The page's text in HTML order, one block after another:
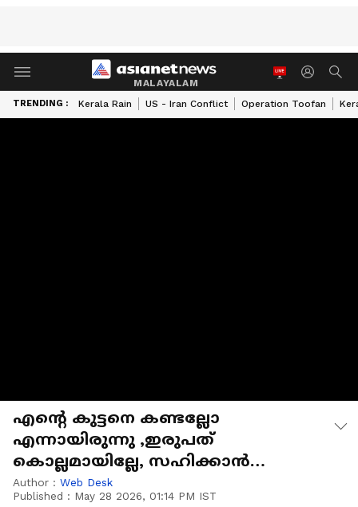
MALAYALAM
TRENDING : Kerala Rain US - Iran Conflict Operation Toofan
എന്റെ കുട്ടനെ കണ്ടല്ലോ
എന്നായിരുന്നു ,ഇരുപത്
കൊല്ലമായില്ലേ, സഹിക്കാൻ
കഴിയുന്നില്ല മക്കളെ';ഫാത്തിമ
Author : Web Desk
Published : May 28 2026, 01:14 PM IST